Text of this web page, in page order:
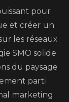
pour
et créer un
les réseaux
SMO solide
du paysage
parti
marketing